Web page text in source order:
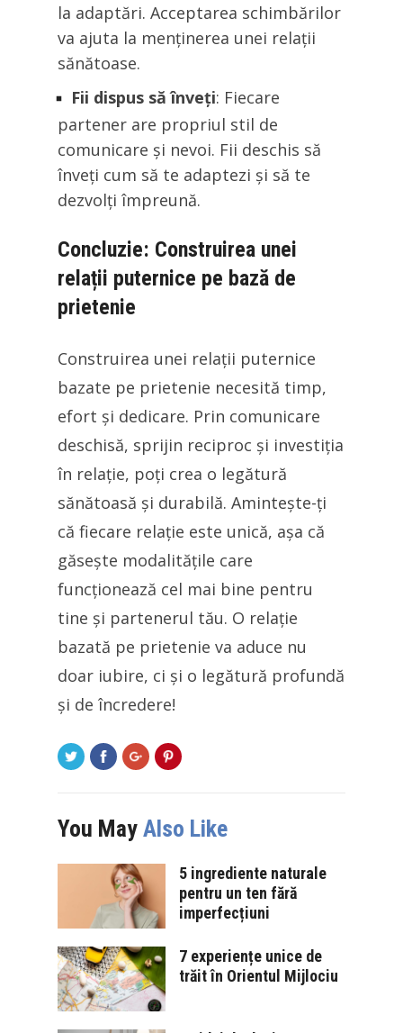
la adaptări. Acceptarea schimbărilor
va ajuta la menținerea unei relații
sănătoase.
Fii dispus să înveți: Fiecare
partener are propriul stil de
comunicare și nevoi. Fii deschis să
înveți cum să te adaptezi și să te
dezvolți împreună.
Concluzie: Construirea unei
relații puternice pe bază de
prietenie
Construirea unei relații puternice
bazate pe prietenie necesită timp,
efort și dedicare. Prin comunicare
deschisă, sprijin reciproc și investiția
în relație, poți crea o legătură
sănătoasă și durabilă. Amintește-ți
că fiecare relație este unică, așa că
găsește modalitățile care
funcționează cel mai bine pentru
tine și partenerul tău. O relație
bazată pe prietenie va aduce nu
doar iubire, ci și o legătură profundă
și de încredere!
You May Also Like
5 ingrediente naturale
pentru un ten fără
imperfecțiuni
7 experiențe unice de
trăit în Orientul Mijlociu